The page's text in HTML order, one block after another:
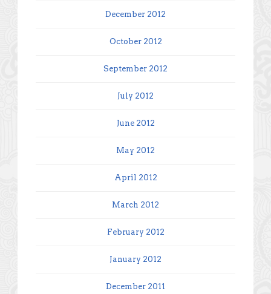
December 2012
October 2012
September 2012
July 2012
June 2012
May 2012
April 2012
March 2012
February 2012
January 2012
December 2011